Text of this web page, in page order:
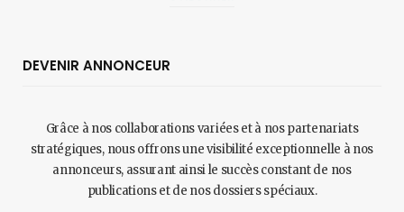
DEVENIR ANNONCEUR
Grâce à nos collaborations variées et à nos partenariats
stratégiques, nous offrons une visibilité exceptionnelle à nos
annonceurs, assurant ainsi le succès constant de nos
publications et de nos dossiers spéciaux.